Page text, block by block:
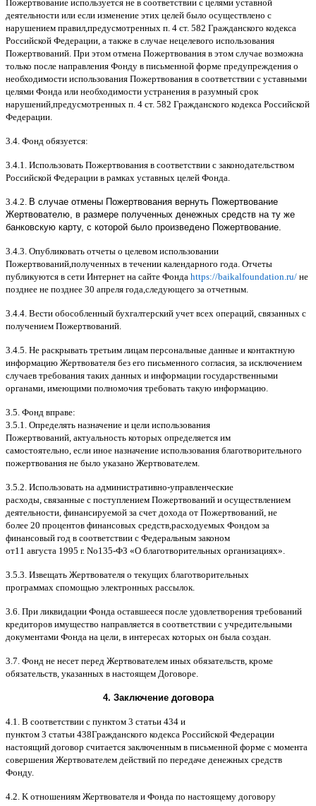
Пожертвование используется не в соответствии с целями уставной
деятельности или если изменение этих целей было осуществлено с
нарушением правил предусмотренных п . 4 ст. 582 Гражданского кодекса
Российской Федерации а также в случае нецелевого использования
Пожертвований При этом отмена Пожертвования в этом случае возможна
только после направления Фонду в письменной форме предупреждения о
необходимости использования Пожертвования в соответствии с уставными
целями Фонда или необходимости устранения в разумный срок
нарушений предусмотренных п . 4 ст. 582 Гражданского кодекса Российской
Федерации
3.4. Фонд обязуется:
3.4.1. Использовать Пожертвования в соответствии с законодательством
Российской Федерации в рамках уставных целей Фонда
3.4.2. В случае отмены Пожертвования вернуть Пожертвование
Жертвователю, в размере полученных денежных средств на ту же
банковскую карту, с которой было произведено Пожертвование.
3.4.3. Опубликовать отчеты о целевом использовании
Пожертвований полученных в течении календарного года Отчеты
публикуются в сети Интернет на сайте Фонда https://baikalfoundation.ru/ не
позднее не позднее 30 апреля года следующего за отчетным
3.4.4. Вести обособленный бухгалтерский учет всех операций связанных с
получением Пожертвований
3.4.5. Не раскрывать третьим лицам персональные данные и контактную
информацию Жертвователя без его письменного согласия за исключением
случаев требования таких данных и информации государственными
органами имеющими полномочия требовать такую информацию
3.5. Фонд вправе:
3.5.1. Определять назначение и цели использования
Пожертвований актуальность которых определяется им
самостоятельно если иное назначение использования благотворительного
пожертвования не было указано Жертвователем
3.5.2. Использовать на административно-управленческие
расходы связанные с поступлением Пожертвований и осуществлением
деятельности финансируемой за счет дохода от Пожертвований не
более 20 процентов финансовых средств расходуемых Фондом за
финансовый год в соответствии с Федеральным законом
от11 августа 1995 г. No135-ФЗ «О благотворительных организациях».
3.5.3. Извещать Жертвователя o текущих благотворительных
программах cпомощью электронных рассылок
3.6. При ликвидации Фонда оставшееся после удовлетворения требований
кредиторов имущество направляется в соответствии с учредительными
документами Фонда на цели в интересах которых он была создан
3.7. Фонд не несет перед Жертвователем иных обязательств кроме
обязательств указанных в настоящем Договоре
4. Заключение договора
4.1. B соответствии с пунктом 3 статьи 434 и
пунктом 3 статьи 438Гражданского кодекса Российской Федерации
настоящий договор считается заключенным в письменной форме c момента
совершения Жертвователем действий по передаче денежных средств
Фонду.
4.2. K отношениям Жертвователя и Фонда по настоящему договору